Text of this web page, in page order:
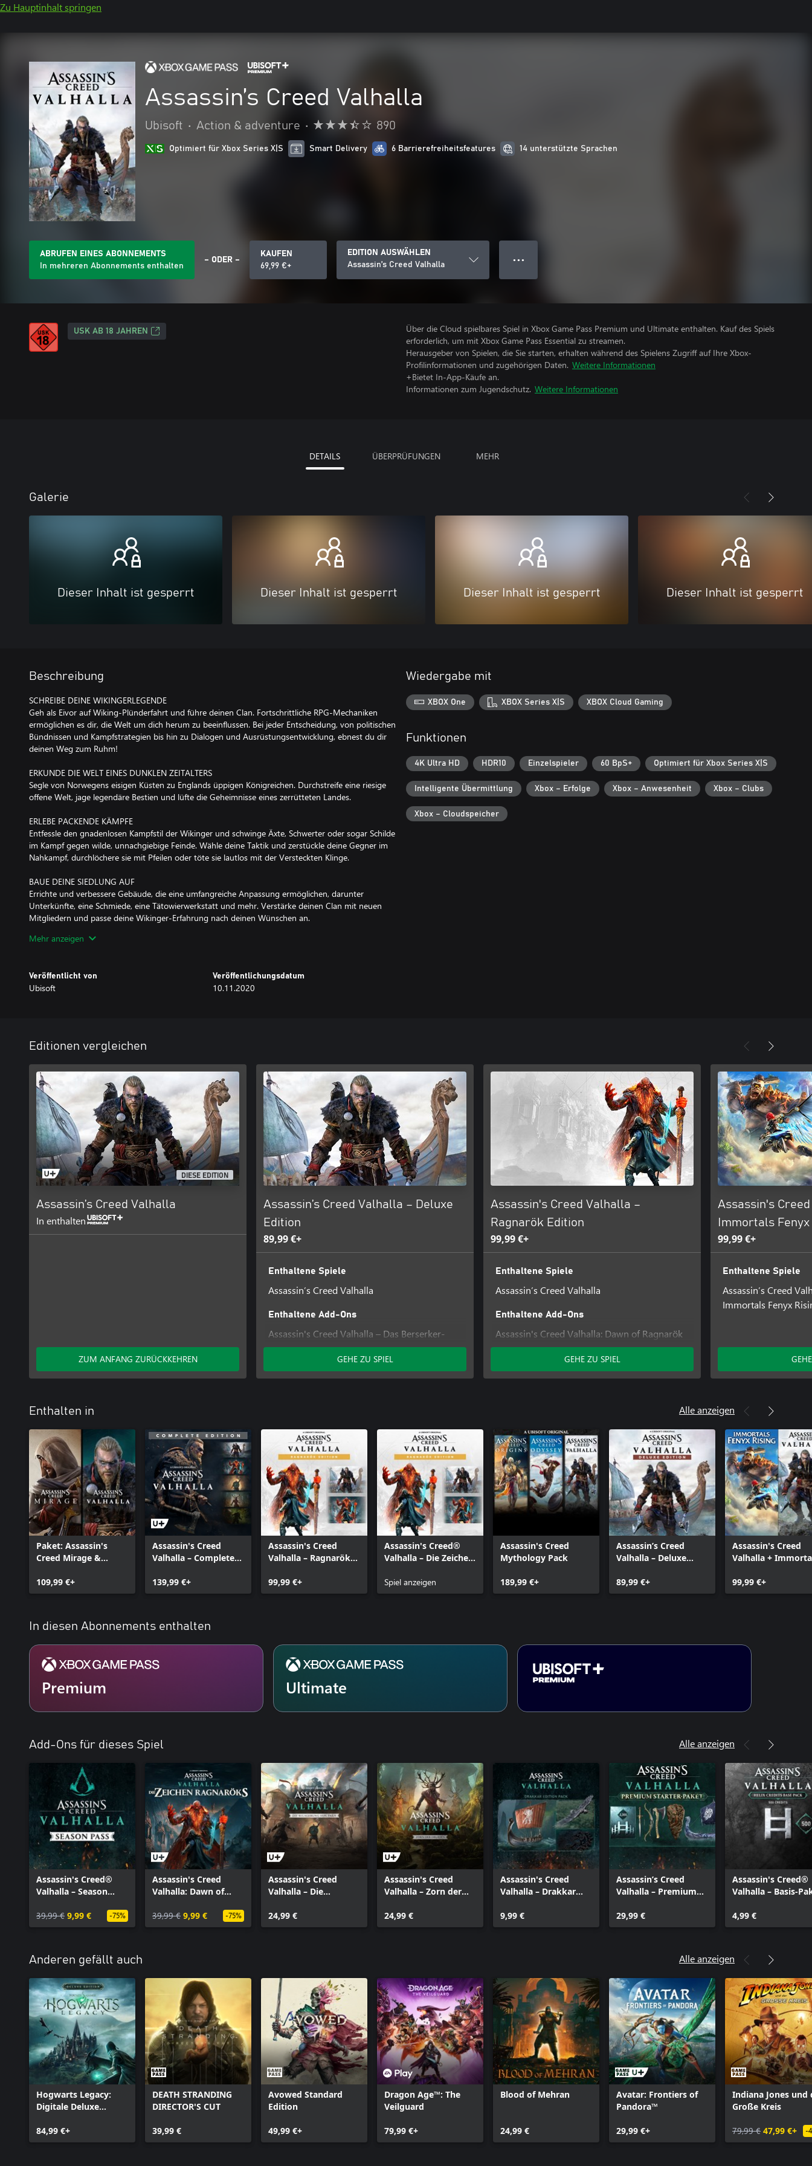
Zu Hauptinhalt springen
Assassin’s Creed Valhalla
Ubisoft • Action & adventure • 890
Optimiert für Xbox Series X|S Smart Delivery 6 Barrierefreiheitsfeatures 14 unterstützte Sprachen
ABRUFEN EINES ABONNEMENTS
In mehreren Abonnements enthalten
– ODER –
KAUFEN
69,99 €+
EDITION AUSWÄHLEN
Assassin’s Creed Valhalla
● ● ●
USK AB 18 JAHREN
Über die Cloud spielbares Spiel in Xbox Game Pass Premium und Ultimate enthalten. Kauf des Spiels
erforderlich, um mit Xbox Game Pass Essential zu streamen.
Herausgeber von Spielen, die Sie starten, erhalten während des Spielens Zugriff auf Ihre Xbox-
Profilinformationen und zugehörigen Daten. Weitere Informationen
+Bietet In-App-Käufe an.
Informationen zum Jugendschutz. Weitere Informationen
DETAILS ÜBERPRÜFUNGEN MEHR
Galerie
Dieser Inhalt ist gesperrt Dieser Inhalt ist gesperrt Dieser Inhalt ist gesperrt Dieser Inhalt ist gesperrt
Beschreibung
SCHREIBE DEINE WIKINGERLEGENDE
Geh als Eivor auf Wiking-Plünderfahrt und führe deinen Clan. Fortschrittliche RPG-Mechaniken
ermöglichen es dir, die Welt um dich herum zu beeinflussen. Bei jeder Entscheidung, von politischen
Bündnissen und Kampfstrategien bis hin zu Dialogen und Ausrüstungsentwicklung, ebnest du dir
deinen Weg zum Ruhm!
ERKUNDE DIE WELT EINES DUNKLEN ZEITALTERS
Segle von Norwegens eisigen Küsten zu Englands üppigen Königreichen. Durchstreife eine riesige
offene Welt, jage legendäre Bestien und lüfte die Geheimnisse eines zerrütteten Landes.
ERLEBE PACKENDE KÄMPFE
Entfessle den gnadenlosen Kampfstil der Wikinger und schwinge Äxte, Schwerter oder sogar Schilde
im Kampf gegen wilde, unnachgiebige Feinde. Wähle deine Taktik und zerstückle deine Gegner im
Nahkampf, durchlöchere sie mit Pfeilen oder töte sie lautlos mit der Versteckten Klinge.
BAUE DEINE SIEDLUNG AUF
Errichte und verbessere Gebäude, die eine umfangreiche Anpassung ermöglichen, darunter
Unterkünfte, eine Schmiede, eine Tätowierwerkstatt und mehr. Verstärke deinen Clan mit neuen
Mitgliedern und passe deine Wikinger-Erfahrung nach deinen Wünschen an.
Dieses Spiel unterstützt Smart Delivery und ermöglicht somit den Zugriff auf den Xbox One- und
Mehr anzeigen
Veröffentlicht von
Ubisoft
Veröffentlichungsdatum
10.11.2020
Wiedergabe mit
XBOX One XBOX Series X|S XBOX Cloud Gaming
Funktionen
4K Ultra HD HDR10 Einzelspieler 60 BpS+ Optimiert für Xbox Series X|S
Intelligente Übermittlung Xbox – Erfolge Xbox – Anwesenheit Xbox – Clubs
Xbox – Cloudspeicher
Editionen vergleichen
DIESE EDITION
Assassin’s Creed Valhalla
In enthalten
ZUM ANFANG ZURÜCKKEHREN
Assassin’s Creed Valhalla – Deluxe
Edition
89,99 €+
Enthaltene Spiele
Assassin’s Creed Valhalla
Enthaltene Add-Ons
Assassin's Creed Valhalla – Das Berserker-
Ausrüstungspaket
Assassin's Creed Valhalla – Das Berserker-
Siedlungspaket
GEHE ZU SPIEL
Assassin's Creed Valhalla –
Ragnarök Edition
99,99 €+
Enthaltene Spiele
Assassin’s Creed Valhalla
Enthaltene Add-Ons
Assassin's Creed Valhalla: Dawn of Ragnarök
GEHE ZU SPIEL
Assassin's
Immortals
99,99 €+
Enthaltene Spiele
Assassin’s Creed
Immortals Fenyx
Enthalten in Alle anzeigen
Paket: Assassin's
Creed Mirage &
Valhalla
109,99 €+
Assassin's Creed
Valhalla – Complete
139,99 €+
Assassin's Creed
Valhalla – Ragnarök
99,99 €+
Assassin's Creed®
Valhalla – Die Zeichen
Spiel anzeigen
Assassin's Creed
Mythology Pack
189,99 €+
Assassin’s Creed
Valhalla – Deluxe
89,99 €+
Assassin's Creed
Valhalla +
99,99 €+
In diesen Abonnements enthalten
Premium Ultimate
Add-Ons für dieses Spiel Alle anzeigen
Assassin's Creed®
Valhalla – Season
39,99 € 9,99 € -75%
Assassin's Creed
Valhalla: Dawn of
39,99 € 9,99 € -75%
Assassin's Creed
Valhalla – Die
24,99 €
Assassin's Creed
Valhalla – Zorn der
24,99 €
Assassin's Creed
Valhalla – Drakkar
9,99 €
Assassin’s Creed
Valhalla – Premium
29,99 €
Assassin's Creed®
Valhalla – Basis-
4,99 €
Anderen gefällt auch Alle anzeigen
Hogwarts Legacy:
Digitale Deluxe
84,99 €+
DEATH STRANDING
DIRECTOR'S CUT
39,99 €
Avowed Standard
Edition
49,99 €+
Dragon Age™: The
Veilguard
79,99 €+
Blood of Mehran
24,99 €
Avatar: Frontiers of
Pandora™
29,99 €+
Indiana Jones und
Große Kreis
79,99 € 47,99 €+ -